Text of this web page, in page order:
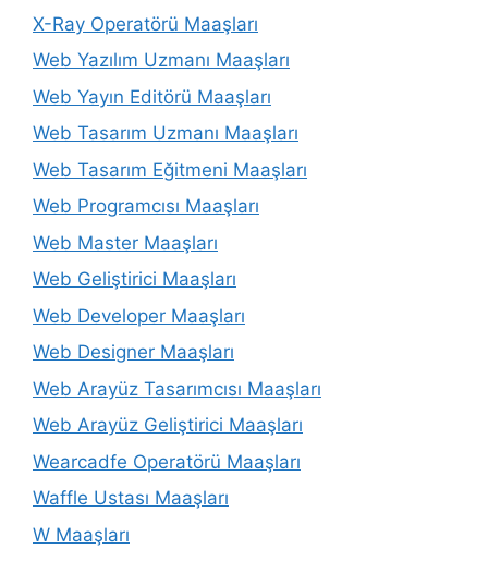
X-Ray Operatörü Maaşları
Web Yazılım Uzmanı Maaşları
Web Yayın Editörü Maaşları
Web Tasarım Uzmanı Maaşları
Web Tasarım Eğitmeni Maaşları
Web Programcısı Maaşları
Web Master Maaşları
Web Geliştirici Maaşları
Web Developer Maaşları
Web Designer Maaşları
Web Arayüz Tasarımcısı Maaşları
Web Arayüz Geliştirici Maaşları
Wearcadfe Operatörü Maaşları
Waffle Ustası Maaşları
W Maaşları